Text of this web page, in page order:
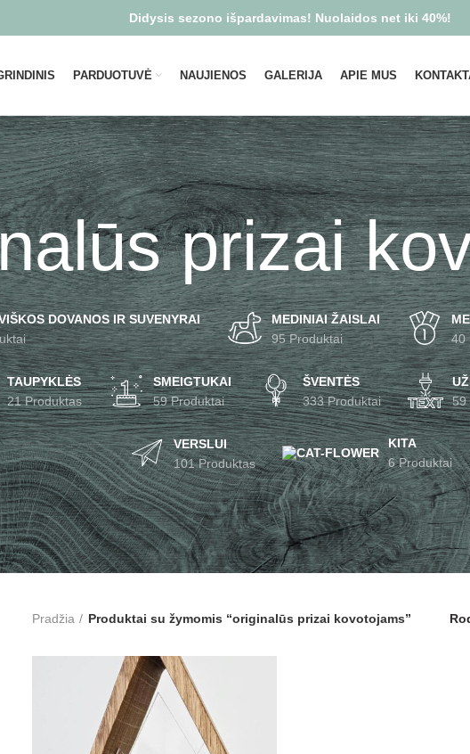
PARDUOTUVĖ NAUJIENOS GALERIJA APIE MUS
prizai
DOVANOS IR SUVENYRAI
MEDINIAI ŽAISLAI
95 Produktai
40
TAUPYKLĖS
21 Produktas
SMEIGTUKAI
59 Produktai
ŠVENTĖS
333 Produktai
59
VERSLUI
101 Produktas
KITA
6 Produktai
Pradžia Produktai su žymomis “originalūs prizai kovotojams”
Didysis sezono išpardavimas! Nuolaidos net iki 40%!